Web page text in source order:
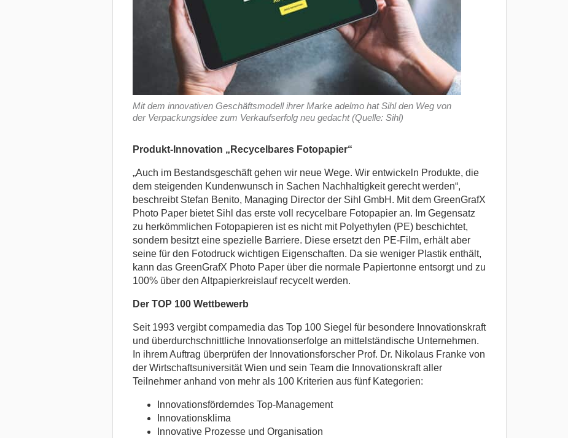
Mit dem innovativen Geschäftsmodell ihrer Marke adelmo hat Sihl den Weg von
der Verpackungsidee zum Verkaufserfolg neu gedacht (Quelle: Sihl)
Produkt-Innovation „Recycelbares Fotopapier“
„Auch im Bestandsgeschäft gehen wir neue Wege. Wir entwickeln Produkte, die
dem steigenden Kundenwunsch in Sachen Nachhaltigkeit gerecht werden“,
beschreibt Stefan Benito, Managing Director der Sihl GmbH. Mit dem GreenGrafX
Photo Paper bietet Sihl das erste voll recycelbare Fotopapier an. Im Gegensatz
zu herkömmlichen Fotopapieren ist es nicht mit Polyethylen (PE) beschichtet,
sondern besitzt eine spezielle Barriere. Diese ersetzt den PE-Film, erhält aber
seine für den Fotodruck wichtigen Eigenschaften. Da sie weniger Plastik enthält,
kann das GreenGrafX Photo Paper über die normale Papiertonne entsorgt und zu
100% über den Altpapierkreislauf recycelt werden.
Der TOP 100 Wettbewerb
Seit 1993 vergibt compamedia das Top 100 Siegel für besondere Innovationskraft
und überdurchschnittliche Innovationserfolge an mittelständische Unternehmen.
In ihrem Auftrag überprüfen der Innovationsforscher Prof. Dr. Nikolaus Franke von
der Wirtschaftsuniversität Wien und sein Team die Innovationskraft aller
Teilnehmer anhand von mehr als 100 Kriterien aus fünf Kategorien:
Innovationsförderndes Top-Management
Innovationsklima
Innovative Prozesse und Organisation